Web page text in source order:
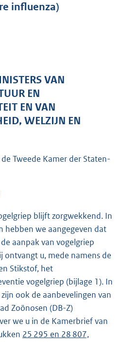
s
e
:
5
K
influenza)
VAN
EN
EN VAN
WELZIJN EN
Tweede Kamer der Staten-
blijft zorgwekkend. In
hebben we aangegeven dat
aanpak van vogelgriep
ontvangt u, mede namens de
Stikstof, het
vogelgriep (bijlage 1). In
ook de aanbevelingen van
Zoönosen (DB-Z)
we u in de Kamerbrief van
25 295 en 28 807,